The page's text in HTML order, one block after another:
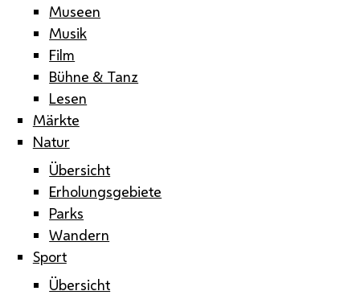
Museen
Musik
Film
Bühne & Tanz
Lesen
Märkte
Natur
Übersicht
Erholungsgebiete
Parks
Wandern
Sport
Übersicht